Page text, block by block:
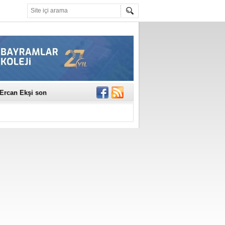
Ercan Ekşi son
Selahattin